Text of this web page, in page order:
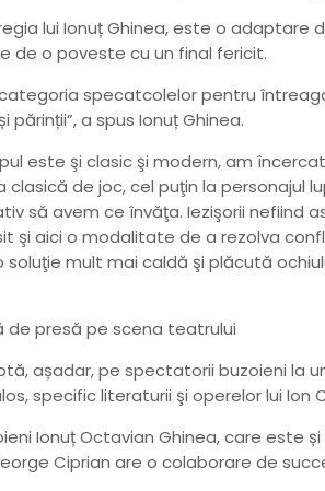
lui Ionuț Ghinea, este o
de o poveste cu un final fericit.
specatcolelor pentru
a spus Ionuț Ghinea.
este şi clasic şi modern, am
de joc, cel puţin la personajul
să avem ce învăţa. Iezişorii
şi aici o modalitate de a rezolva
mult mai caldă şi plăcută
de presă pe scena teatrului
așadar, pe spectatorii buzoieni
specific literaturii şi operelor lui Ion
Ionuț Octavian Ghinea, care este
Ciprian are o colaborare de